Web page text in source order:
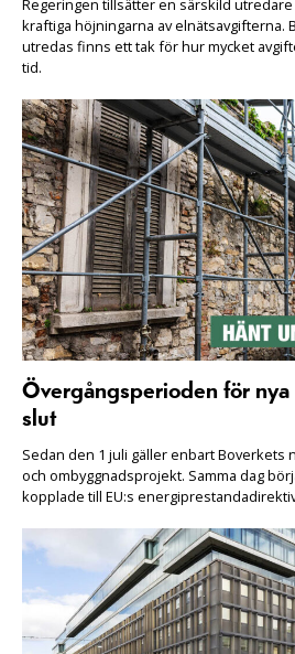
Regeringen tillsätter en särskild
kraftiga höjningarna av elnätsavgifterna.
utredas finns ett tak för hur mycket
tid.
Övergångsperioden för
slut
Sedan den 1 juli gäller enbart Boverkets
och ombyggnadsprojekt. Samma dag
kopplade till EU:s